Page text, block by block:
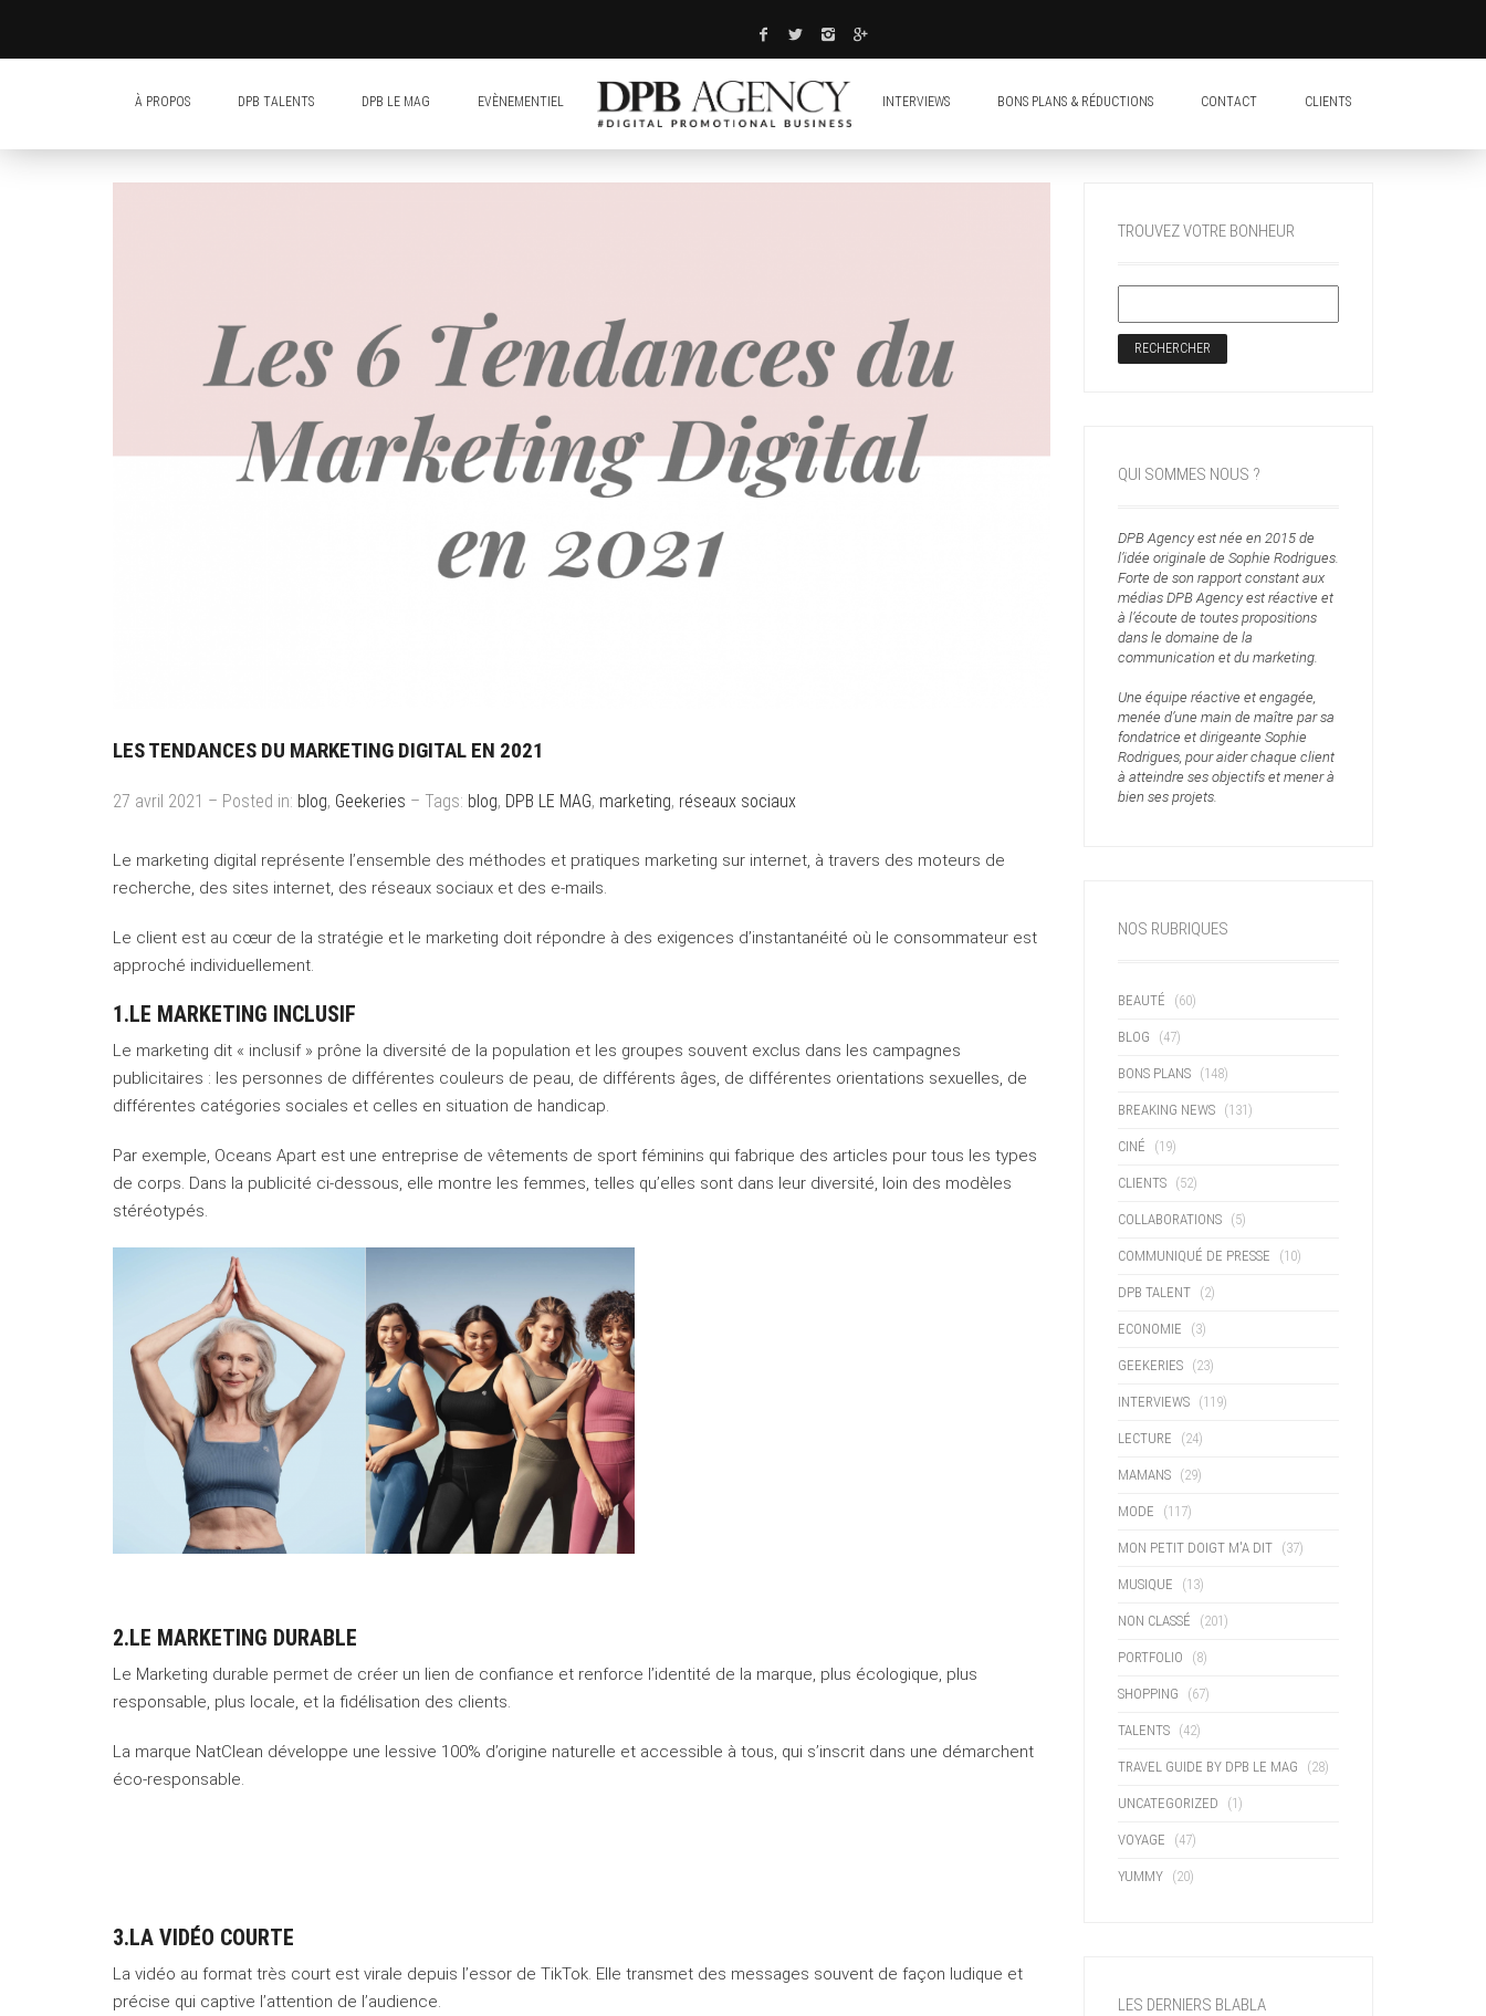
À PROPOS DPB TALENTS DPB LE MAG EVÈNEMENTIEL INTERVIEWS BONS PLANS & RÉDUCTIONS CONTACT CLIENTS
LES TENDANCES DU MARKETING DIGITAL EN 2021
27 avril 2021 – Posted in: blog, Geekeries – Tags: blog, DPB LE MAG, marketing, réseaux sociaux
Le marketing digital représente l’ensemble des méthodes et pratiques marketing sur internet, à travers des moteurs de
recherche, des sites internet, des réseaux sociaux et des e-mails.
Le client est au cœur de la stratégie et le marketing doit répondre à des exigences d’instantanéité où le consommateur est
approché individuellement.
1.LE MARKETING INCLUSIF
Le marketing dit « inclusif » prône la diversité de la population et les groupes souvent exclus dans les campagnes
publicitaires : les personnes de différentes couleurs de peau, de différents âges, de différentes orientations sexuelles, de
différentes catégories sociales et celles en situation de handicap.
Par exemple, Oceans Apart est une entreprise de vêtements de sport féminins qui fabrique des articles pour tous les types
de corps. Dans la publicité ci-dessous, elle montre les femmes, telles qu’elles sont dans leur diversité, loin des modèles
stéréotypés.
2.LE MARKETING DURABLE
Le Marketing durable permet de créer un lien de confiance et renforce l’identité de la marque, plus écologique, plus
responsable, plus locale, et la fidélisation des clients.
La marque NatClean développe une lessive 100% d’origine naturelle et accessible à tous, qui s’inscrit dans une démarchent
éco-responsable.
3.LA VIDÉO COURTE
La vidéo au format très court est virale depuis l’essor de TikTok. Elle transmet des messages souvent de façon ludique et
précise qui captive l’attention de l’audience.
TROUVEZ VOTRE BONHEUR
QUI SOMMES NOUS ?
DPB Agency est née en 2015 de
l’idée originale de Sophie Rodrigues.
Forte de son rapport constant aux
médias DPB Agency est réactive et
à l’écoute de toutes propositions
dans le domaine de la
communication et du marketing.
Une équipe réactive et engagée,
menée d’une main de maître par sa
fondatrice et dirigeante Sophie
Rodrigues, pour aider chaque client
à atteindre ses objectifs et mener à
bien ses projets.
NOS RUBRIQUES
BEAUTÉ (60)
BLOG (47)
BONS PLANS (148)
BREAKING NEWS (131)
CINÉ (19)
CLIENTS (52)
COLLABORATIONS (5)
COMMUNIQUÉ DE PRESSE (10)
DPB TALENT (2)
ECONOMIE (3)
GEEKERIES (23)
INTERVIEWS (119)
LECTURE (24)
MAMANS (29)
MODE (117)
MON PETIT DOIGT M'A DIT (37)
MUSIQUE (13)
NON CLASSÉ (201)
PORTFOLIO (8)
SHOPPING (67)
TALENTS (42)
TRAVEL GUIDE BY DPB LE MAG (28)
UNCATEGORIZED (1)
VOYAGE (47)
YUMMY (20)
LES DERNIERS BLABLA